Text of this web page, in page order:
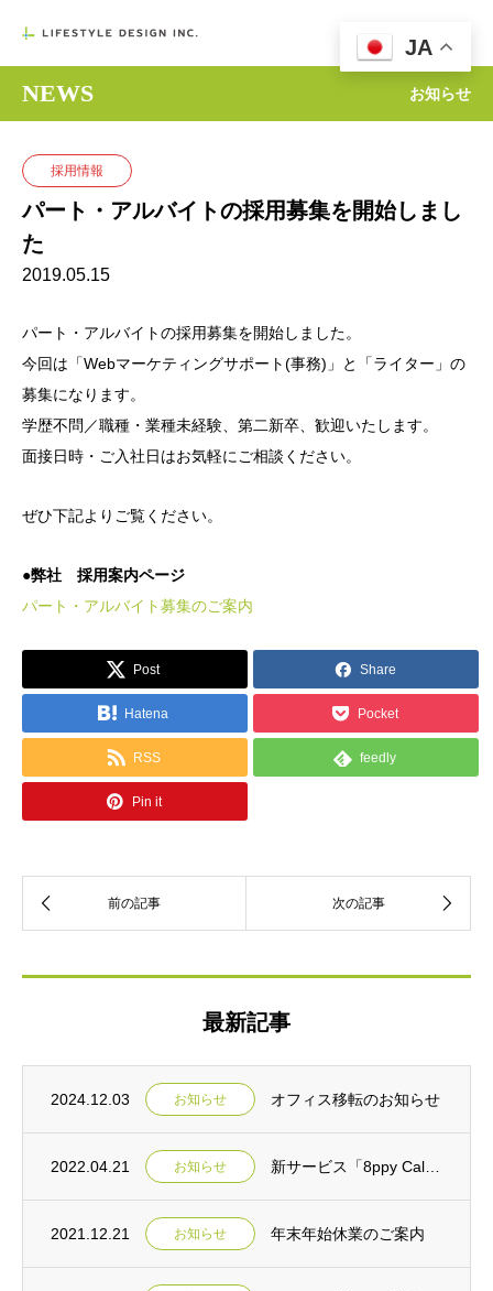

NEWS お知らせ
採用情報
パート・アルバイトの採用募集を開始しまし
た
2019.05.15
パート・アルバイトの採用募集を開始しました。
今回は「Webマーケティングサポート(事務)」と「ライター」の
募集になります。
学歴不問／職種・業種未経験、第二新卒、歓迎いたします。
面接日時・ご入社日はお気軽にご相談ください。
ぜひ下記よりご覧ください。
●弊社 採用案内ページ
パート・アルバイト募集のご案内
Post Share
Hatena Pocket
RSS feedly
Pin it
最新記事
2024.12.03 お知らせ オフィス移転のお知らせ
2022.04.21 お知らせ
2021.12.21 お知らせ 年末年始休業のご案内
JA